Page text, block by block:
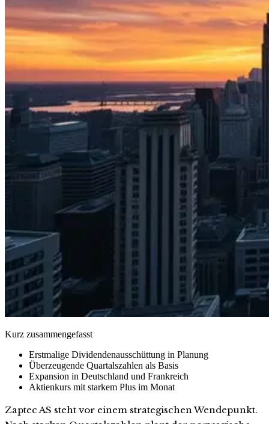
Kurz zusammengefasst
Erstmalige Dividendenausschüttung in Planung
Überzeugende Quartalszahlen als Basis
Expansion in Deutschland und Frankreich
Aktienkurs mit starkem Plus im Monat
Zaptec AS steht vor einem strategischen Wendepunkt.